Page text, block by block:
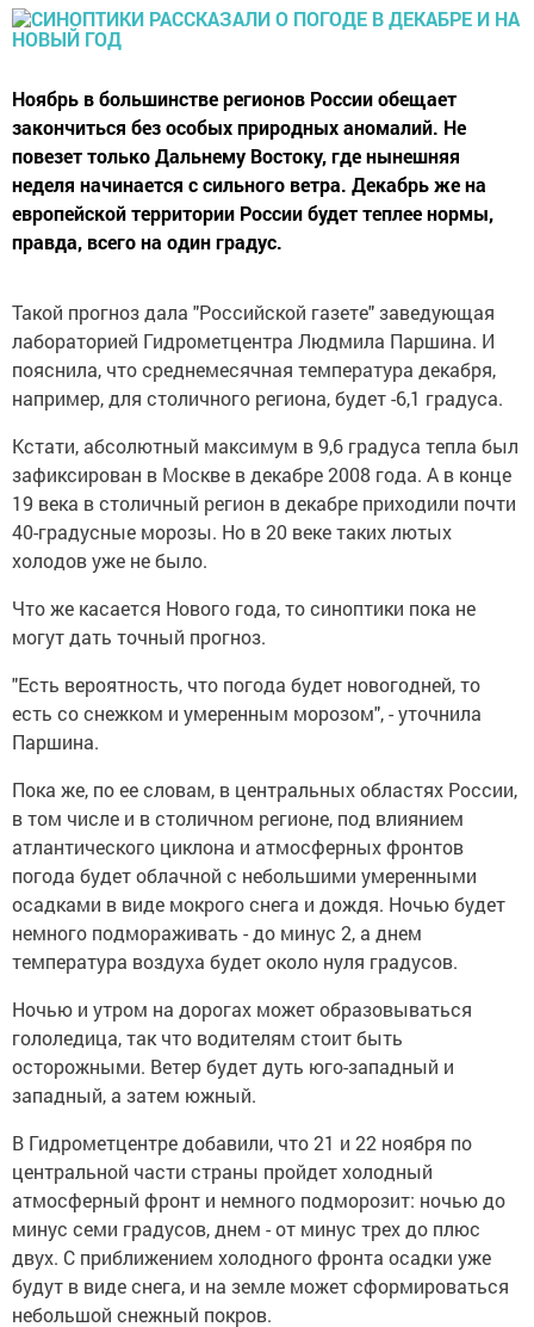
Ноябрь в большинстве регионов России обещает
закончиться без особых природных аномалий. Не
повезет только Дальнему Востоку, где нынешняя
неделя начинается с сильного ветра. Декабрь же на
европейской территории России будет теплее нормы,
правда, всего на один градус.
Такой прогноз дала "Российской газете" заведующая
лабораторией Гидрометцентра Людмила Паршина. И
пояснила, что среднемесячная температура декабря,
например, для столичного региона, будет -6,1 градуса.
Кстати, абсолютный максимум в 9,6 градуса тепла был
зафиксирован в Москве в декабре 2008 года. А в конце
19 века в столичный регион в декабре приходили почти
40-градусные морозы. Но в 20 веке таких лютых
холодов уже не было.
Что же касается Нового года, то синоптики пока не
могут дать точный прогноз.
"Есть вероятность, что погода будет новогодней, то
есть со снежком и умеренным морозом", - уточнила
Паршина.
Пока же, по ее словам, в центральных областях России,
в том числе и в столичном регионе, под влиянием
атлантического циклона и атмосферных фронтов
погода будет облачной с небольшими умеренными
осадками в виде мокрого снега и дождя. Ночью будет
немного подмораживать - до минус 2, а днем
температура воздуха будет около нуля градусов.
Ночью и утром на дорогах может образовываться
гололедица, так что водителям стоит быть
осторожными. Ветер будет дуть юго-западный и
западный, а затем южный.
В Гидрометцентре добавили, что 21 и 22 ноября по
центральной части страны пройдет холодный
атмосферный фронт и немного подморозит: ночью до
минус семи градусов, днем - от минус трех до плюс
двух. С приближением холодного фронта осадки уже
будут в виде снега, и на земле может сформироваться
небольшой снежный покров.